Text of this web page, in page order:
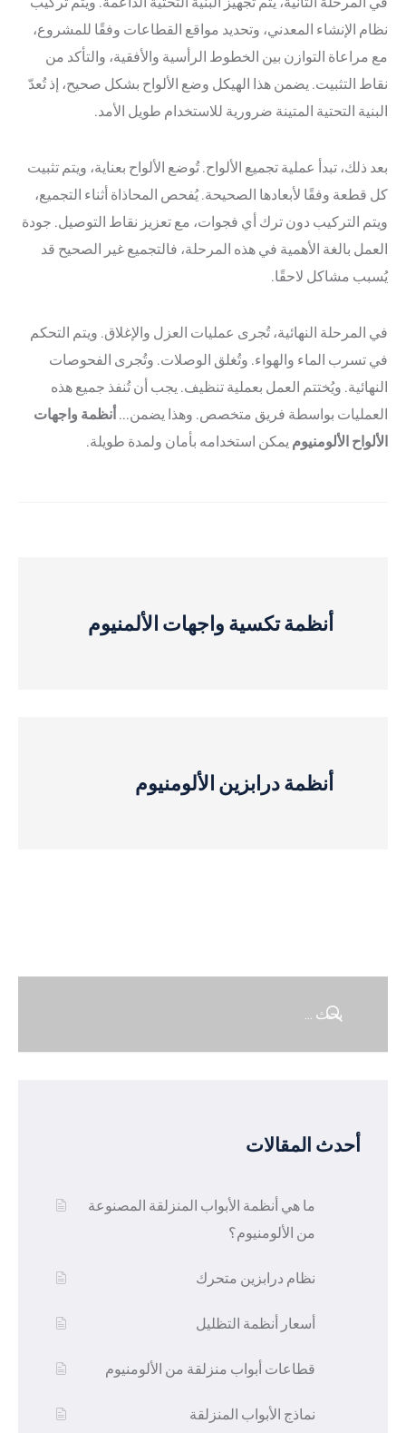
نظام الإنشاء المعدني، وتحديد مواقع القطاعات وفقًا للمشروع،
مع مراعاة التوازن بين الخطوط الرأسية والأفقية، والتأكد من
نقاط التثبيت. يضمن هذا الهيكل وضع الألواح بشكل صحيح، إذ تُعدّ
البنية التحتية المتينة ضرورية للاستخدام طويل الأمد.
بعد ذلك، تبدأ عملية تجميع الألواح. تُوضع الألواح بعناية، ويتم تثبيت
كل قطعة وفقًا لأبعادها الصحيحة. يُفحص المحاذاة أثناء التجميع،
ويتم التركيب دون ترك أي فجوات، مع تعزيز نقاط التوصيل. جودة
العمل بالغة الأهمية في هذه المرحلة، فالتجميع غير الصحيح قد
يُسبب مشاكل لاحقًا.
في المرحلة النهائية، تُجرى عمليات العزل والإغلاق. ويتم التحكم
في تسرب الماء والهواء. وتُغلق الوصلات. وتُجرى الفحوصات
النهائية. ويُختتم العمل بعملية تنظيف. يجب أن تُنفذ جميع هذه
العمليات بواسطة فريق متخصص. وهذا يضمن...أنظمة واجهات
الألواح الألومنيوم يمكن استخدامه بأمان ولمدة طويلة.
أنظمة تكسية واجهات الألمنيوم
أنظمة درابزين الألومنيوم
أحدث المقالات
ما هي أنظمة الأبواب المنزلقة المصنوعة
من الألومنيوم؟
نظام درابزين متحرك
أسعار أنظمة التظليل
قطاعات أبواب منزلقة من الألومنيوم
نماذج الأبواب المنزلقة